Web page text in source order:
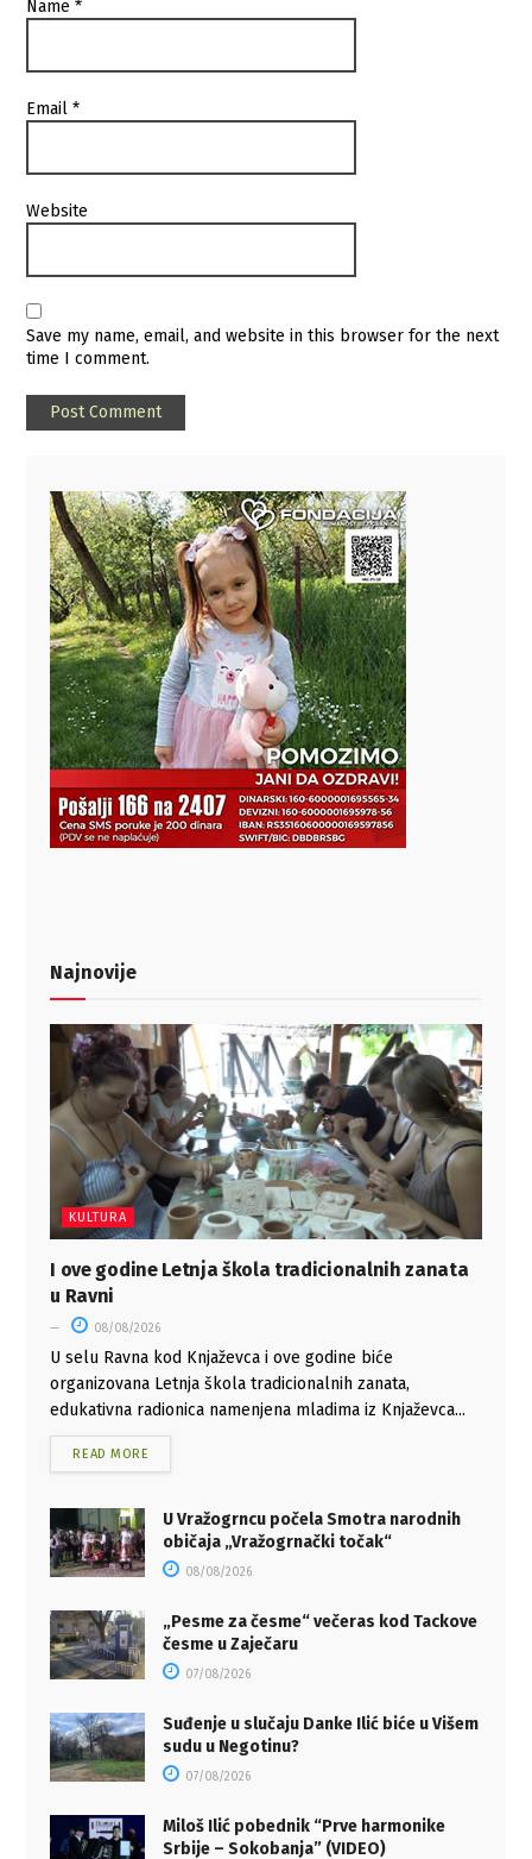
Name*
Email*
Website
Save my name, email, and website in this browser for the next
time I comment.
Najnovije
KULTURA
I ove godine Letnja škola tradicionalnih zanata
u Ravni
08/08/2026
U selu Ravna kod Knjaževca i ove godine biće
organizovana Letnja škola tradicionalnih zanata,
edukativna radionica namenjena mladima iz Knjaževca...
READ MORE
U Vražogrncu počela Smotra narodnih
običaja „Vražogrnački točak“
08/08/2026
„Pesme za česme“ večeras kod Tackove
česme u Zaječaru
07/08/2026
Suđenje u slučaju Danke Ilić biće u Višem
sudu u Negotinu?
07/08/2026
Miloš Ilić pobednik “Prve harmonike
Srbije – Sokobanja” (VIDEO)